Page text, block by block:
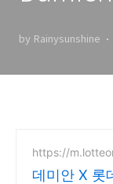
by Rainysunshine
https://
데미안 X 롯